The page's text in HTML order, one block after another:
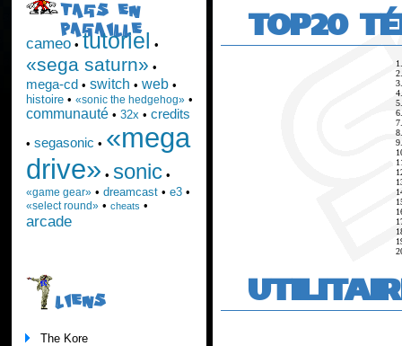
TOP20
TAGS EN
PAGAILLE
cameo• tutoriel •
«sega saturn» •
mega-cd • switch • web•
histoire• «sonic the hedgehog»•
communauté• 32x • credits
• segasonic • «mega
drive» • sonic•
«game gear»• dreamcast• e3•
«select round»• cheats •
arcade
LIENS
The Kore